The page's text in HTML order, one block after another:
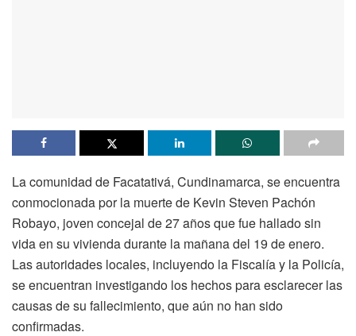
La comunidad de Facatativá, Cundinamarca, se encuentra
conmocionada por la muerte de Kevin Steven Pachón
Robayo, joven concejal de 27 años que fue hallado sin
vida en su vivienda durante la mañana del 19 de enero.
Las autoridades locales, incluyendo la Fiscalía y la Policía,
se encuentran investigando los hechos para esclarecer las
causas de su fallecimiento, que aún no han sido
confirmadas.